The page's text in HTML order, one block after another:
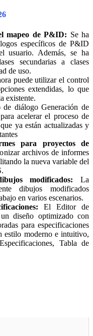
mapeo de P&ID: Se ha
específicos de P&ID
usuario. Además, se ha
secundarias a clases
de uso.
puede utilizar el control
extendidas, lo que
existente.
de diálogo Generación de
acelerar el proceso de
ya están actualizadas y
para proyectos de
archivos de informes
la nueva variable del
modificados: La
dibujos modificados
en varios escenarios.
El Editor de
diseño optimizado con
para especificaciones
estilo moderno e intuitivo,
Tabla de